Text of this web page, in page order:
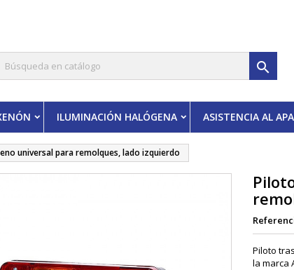

ILUMINACIÓN HALÓGENA ASISTENCIA AL
universal para remolques, lado izquierdo
Piloto
la marca